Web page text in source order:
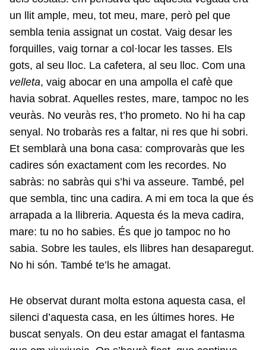
un llit ample, meu, tot meu, mare, però pel que
sembla tenia assignat un costat. Vaig desar les
forquilles, vaig tornar a col·locar les tasses. Els
gots, al seu lloc. La cafetera, al seu lloc. Com una
velleta, vaig abocar en una ampolla el cafè que
havia sobrat. Aquelles restes, mare, tampoc no les
veuràs. No veuràs res, t’ho prometo. No hi ha cap
senyal. No trobaràs res a faltar, ni res que hi sobri.
Et semblarà una bona casa: comprovaràs que les
cadires són exactament com les recordes. No
sabràs: no sabràs qui s’hi va asseure. També, pel
que sembla, tinc una cadira. A mi em toca la que és
arrapada a la llibreria. Aquesta és la meva cadira,
mare: tu no ho sabies. És que jo tampoc no ho
sabia. Sobre les taules, els llibres han desaparegut.
No hi són. També te’ls he amagat.
He observat durant molta estona aquesta casa, el
silenci d’aquesta casa, en les últimes hores. He
buscat senyals. On deu estar amagat el fantasma